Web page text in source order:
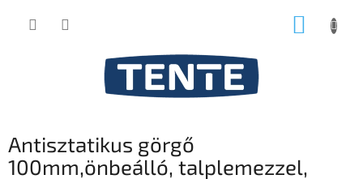
KOSÁR
Antisztatikus görgő
100mm,önbeálló, talplemezzel,